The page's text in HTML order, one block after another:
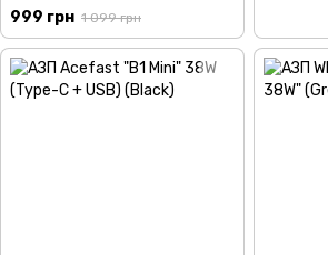
15W Ellipse (White)
999 грн 1 099 грн